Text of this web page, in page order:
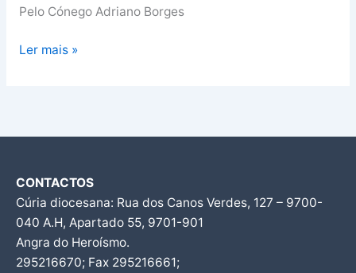
Pelo Cónego Adriano Borges
Ler mais »
CONTACTOS
Cúria diocesana: Rua dos Canos Verdes, 127 – 9700-
040 A.H, Apartado 55, 9701-901
Angra do Heroísmo.
295216670; Fax 295216661;